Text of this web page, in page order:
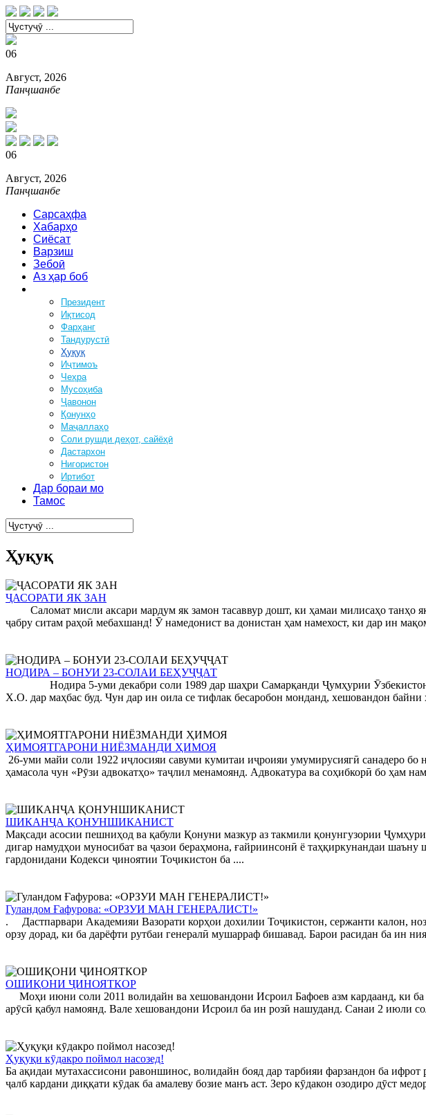
06
Август, 2026
Панҷшанбе
06
Август, 2026
Панҷшанбе
Сарсаҳфа
Хабарҳо
Сиёсат
Варзиш
Зебоӣ
Аз ҳар боб
Президент
Иқтисод
Фарҳанг
Тандурустӣ
Ҳуқуқ
Иҷтимоъ
Чеҳра
Мусоҳиба
Ҷавонон
Қонунҳо
Маҷаллаҳо
Соли рушди деҳот, сайёҳӣ
Дастархон
Нигористон
Иртибот
Дар бораи мо
Тамос
Ҳуқуқ
ҶАСОРАТИ ЯК ЗАН
Саломат мисли аксари мардум як замон тасаввур дошт, ки ҳамаи милисаҳо танҳо
ҷабру ситам раҳоӣ мебахшанд! Ӯ намедонист ва донистан ҳам намехост, ки дар ин
НОДИРА – БОНУИ 23-СОЛАИ БЕҲУҶҶАТ
Нодира 5-уми декабри соли 1989 дар шаҳри Самарқанди Ҷумҳурии Ӯзбекистон
Х.О. дар маҳбас буд. Чун дар ин оила се тифлак бесаробон монданд, хешовандон байни
ҲИМОЯТГАРОНИ НИЁЗМАНДИ ҲИМОЯ
26-уми майи соли 1922 иҷлосияи савуми кумитаи иҷроияи умумирусиягӣ санадеро
ҳамасола чун «Рӯзи адвокатҳо» таҷлил менамоянд. Адвокатура ва соҳибкорӣ бо ҳам
ШИКАНҶА ҚОНУНШИКАНИСТ
Мақсади асосии пешниҳод ва қабули Қонуни мазкур аз такмили қонунгузории
дигар намудҳои муносибат ва ҷазои бераҳмона, ғайриинсонӣ ё таҳқиркунандаи
гардонидани Кодекси ҷиноятии Тоҷикистон ба ....
Гуландом Ғафурова: «ОРЗУИ МАН ГЕНЕРАЛИСТ!»
. Дастпарвари Академияи Вазорати корҳои дохилии Тоҷикистон, сержанти калон,
орзу дорад, ки ба дарёфти рутбаи генералӣ мушарраф бишавад. Барои расидан ба ин
ОШИҚОНИ ҶИНОЯТКОР
Моҳи июни соли 2011 волидайн ва хешовандони Исроил Бафоев азм кардаанд, ки ба
арӯсӣ қабул намоянд. Вале хешовандони Исроил ба ин розӣ нашуданд. Санаи 2 июли
Ҳуқуқи кӯдакро поймол насозед!
Ба ақидаи мутахассисони равоншинос, волидайн бояд дар тарбияи фарзандон ба
ҷалб кардани диққати кӯдак ба амалеву бозие манъ аст. Зеро кӯдакон озодиро дӯст